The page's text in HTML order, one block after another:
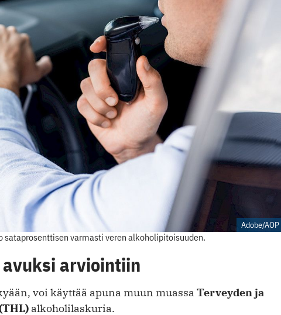
Adobe/AOP
sataprosenttisen varmasti veren alkoholipitoisuuden.
arviointiin
voi käyttää apuna muun muassa Terveyden ja
alkoholilaskuria.